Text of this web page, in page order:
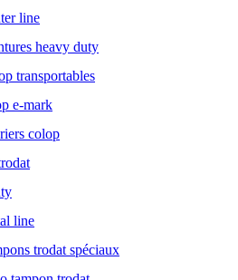
line
heavy duty
transportables
e-mark
colop
line
trodat spéciaux